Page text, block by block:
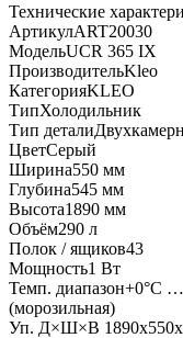
Технические
АртикулART20030
МодельUCR 365 IX
ПроизводительKleo
КатегорияKLEO
ТипХолодильник
Тип детали
ЦветСерый
Ширина550 мм
Глубина545 мм
Высота1890 мм
Объём290 л
Полок / ящиков43
Мощность1 Вт
Темп. диапазон+0°C …
(морозильная)
Уп. Д×Ш×В